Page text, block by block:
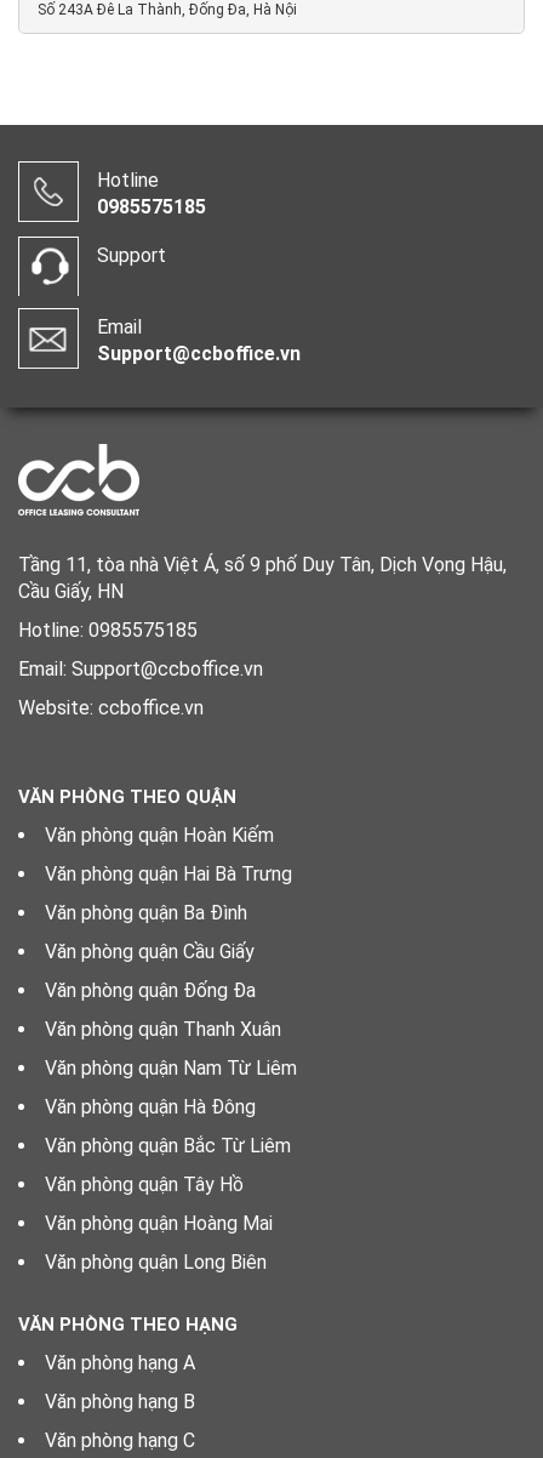
Số 243A Đê La Thành, Đống Đa, Hà Nội
Hotline
0985575185
Support
Email
Support@ccboffice.vn
Tầng 11, tòa nhà Việt Á, số 9 phố Duy Tân, Dịch Vọng Hậu,
Cầu Giấy, HN
Hotline: 0985575185
Email: Support@ccboffice.vn
Website: ccboffice.vn
VĂN PHÒNG THEO QUẬN
Văn phòng quận Hoàn Kiếm
Văn phòng quận Hai Bà Trưng
Văn phòng quận Ba Đình
Văn phòng quận Cầu Giấy
Văn phòng quận Đống Đa
Văn phòng quận Thanh Xuân
Văn phòng quận Nam Từ Liêm
Văn phòng quận Hà Đông
Văn phòng quận Bắc Từ Liêm
Văn phòng quận Tây Hồ
Văn phòng quận Hoàng Mai
Văn phòng quận Long Biên
VĂN PHÒNG THEO HẠNG
Văn phòng hạng A
Văn phòng hạng B
Văn phòng hạng C